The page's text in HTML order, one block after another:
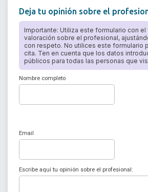
Deja tu opinión sobre el
Importante: Utiliza este formulario con el
valoración sobre el profesional,
con respeto. No utilices este formulario
cita. Ten en cuenta que los datos
públicos para todas las personas que
Nombre completo
Email
Escribe aquí tu opinión sobre el profesional: